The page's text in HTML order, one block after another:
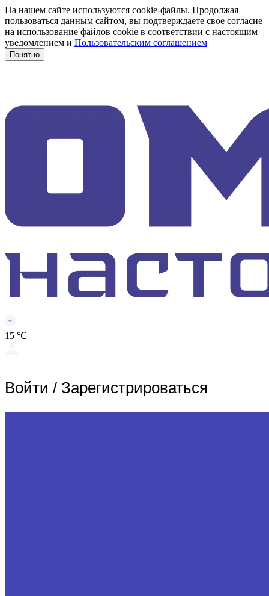
На нашем сайте используются cookie-файлы. Продолжая
пользоваться данным сайтом, вы подтверждаете свое согласие
на использование файлов cookie в соответствии с настоящим
уведомлением и Пользовательским соглашением
Понятно
15 ℃
Войти / Зарегистрироваться